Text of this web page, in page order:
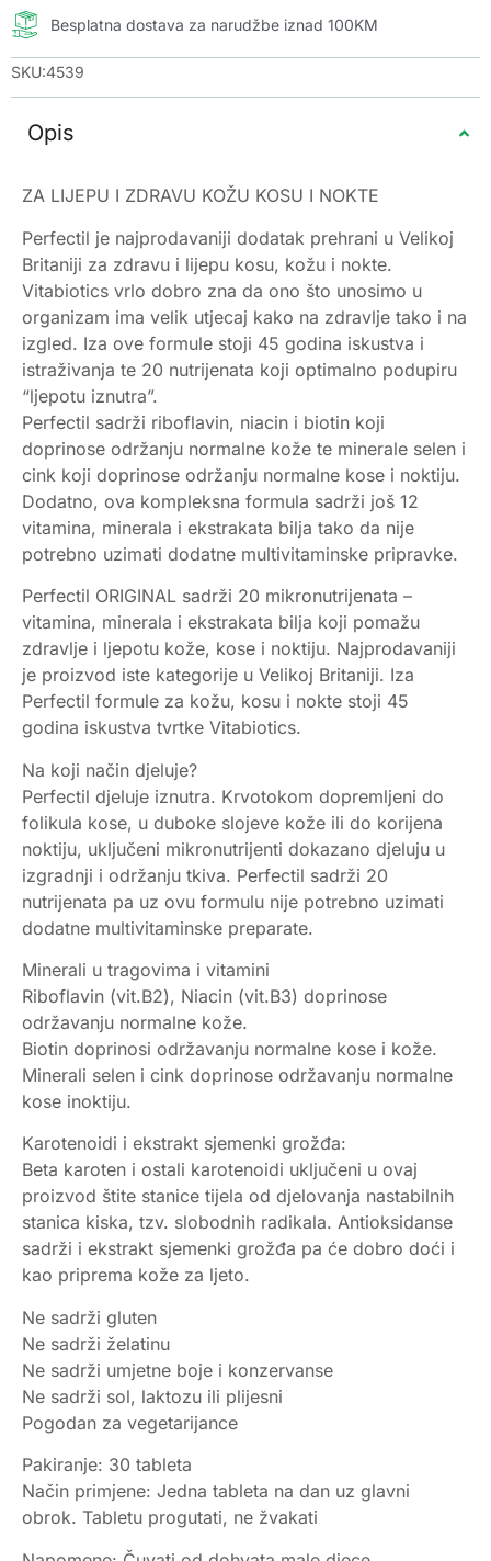
Besplatna dostava za narudžbe iznad 100KM
SKU:4539
Opis
ZA LIJEPU I ZDRAVU KOŽU KOSU I NOKTE
Perfectil je najprodavaniji dodatak prehrani u Velikoj
Britaniji za zdravu i lijepu kosu, kožu i nokte.
Vitabiotics vrlo dobro zna da ono što unosimo u
organizam ima velik utjecaj kako na zdravlje tako i na
izgled. Iza ove formule stoji 45 godina iskustva i
istraživanja te 20 nutrijenata koji optimalno podupiru
“ljepotu iznutra”.
Perfectil sadrži riboflavin, niacin i biotin koji
doprinose održanju normalne kože te minerale selen i
cink koji doprinose održanju normalne kose i noktiju.
Dodatno, ova kompleksna formula sadrži još 12
vitamina, minerala i ekstrakata bilja tako da nije
potrebno uzimati dodatne multivitaminske pripravke.
Perfectil ORIGINAL sadrži 20 mikronutrijenata –
vitamina, minerala i ekstrakata bilja koji pomažu
zdravlje i ljepotu kože, kose i noktiju. Najprodavaniji
je proizvod iste kategorije u Velikoj Britaniji. Iza
Perfectil formule za kožu, kosu i nokte stoji 45
godina iskustva tvrtke Vitabiotics.
Na koji način djeluje?
Perfectil djeluje iznutra. Krvotokom dopremljeni do
folikula kose, u duboke slojeve kože ili do korijena
noktiju, uključeni mikronutrijenti dokazano djeluju u
izgradnji i održanju tkiva. Perfectil sadrži 20
nutrijenata pa uz ovu formulu nije potrebno uzimati
dodatne multivitaminske preparate.
Minerali u tragovima i vitamini
Riboflavin (vit.B2), Niacin (vit.B3) doprinose
održavanju normalne kože.
Biotin doprinosi održavanju normalne kose i kože.
Minerali selen i cink doprinose održavanju normalne
kose inoktiju.
Karotenoidi i ekstrakt sjemenki grožđa:
Beta karoten i ostali karotenoidi uključeni u ovaj
proizvod štite stanice tijela od djelovanja nastabilnih
stanica kiska, tzv. slobodnih radikala. Antioksidanse
sadrži i ekstrakt sjemenki grožđa pa će dobro doći i
kao priprema kože za ljeto.
Ne sadrži gluten
Ne sadrži želatinu
Ne sadrži umjetne boje i konzervanse
Ne sadrži sol, laktozu ili plijesni
Pogodan za vegetarijance
Pakiranje: 30 tableta
Način primjene: Jedna tableta na dan uz glavni
obrok. Tabletu progutati, ne žvakati